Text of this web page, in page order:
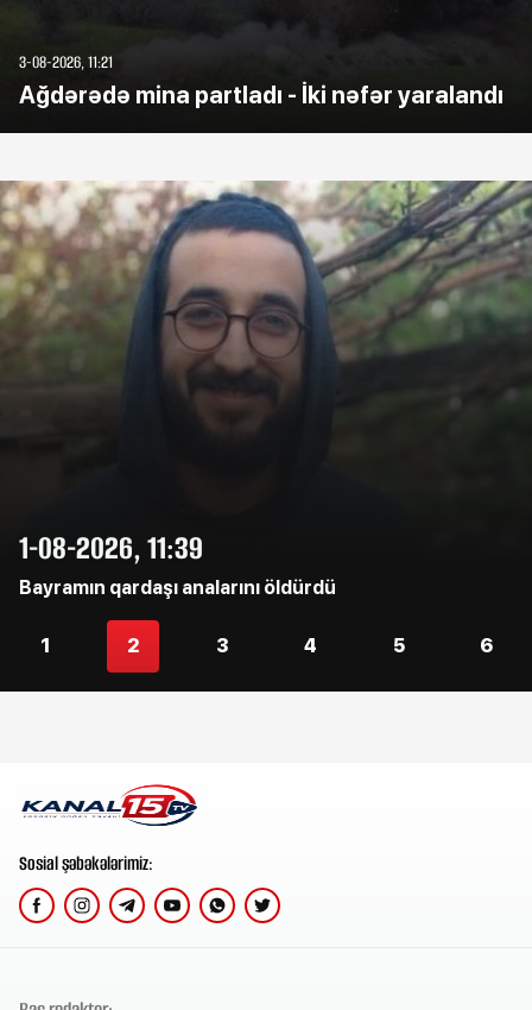
3-08-2026, 11:21
Ağdərədə mina partladı - İki nəfər yaralandı
1-08-2026, 11:39
Bayramın qardaşı analarını öldürdü
1 2 3 4 5 6
Sosial şəbəkələrimiz: